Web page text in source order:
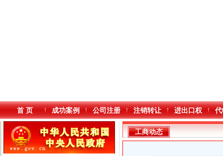
首 页 成功案例 公司注册 注销转让 进出口权
工商动态